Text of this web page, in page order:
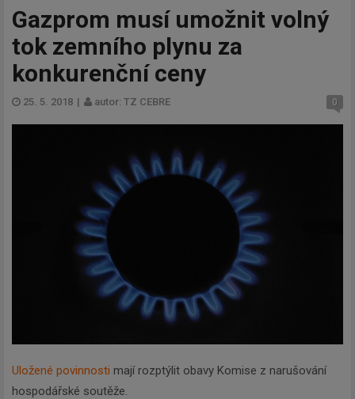
Gazprom musí umožnit volný
tok zemního plynu za
konkurenční ceny
25. 5. 2018 | autor: TZ CEBRE 0
Uložené povinnosti mají rozptýlit obavy Komise z narušování
hospodářské soutěže.